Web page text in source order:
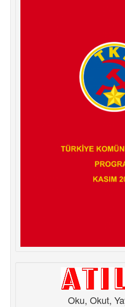
Oku, Okut,